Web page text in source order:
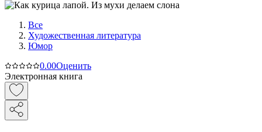
Все
Художественная литература
Юмор
0.00Оценить
Электронная книга